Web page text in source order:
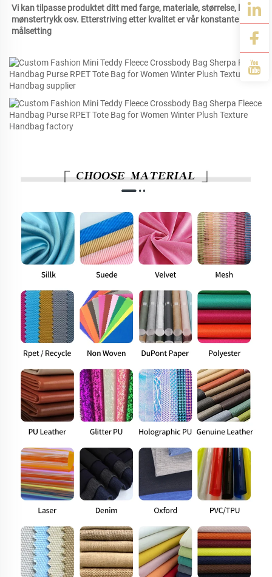
Vi kan tilpasse produktet ditt med farge, materiale, størrelse, logo,
mønstertrykk osv. Etterstriving etter kvalitet er vår konstante
målsetting